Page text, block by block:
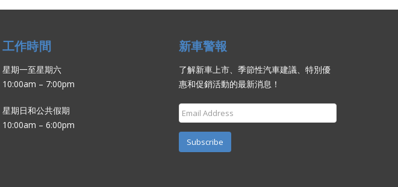
工作時間
星期一至星期六
10:00am – 7:00pm
星期日和公共假期
10:00am – 6:00pm
新車警報
了解新車上市、季節性汽車建議、特別優
惠和促銷活動的最新消息！
Subscribe